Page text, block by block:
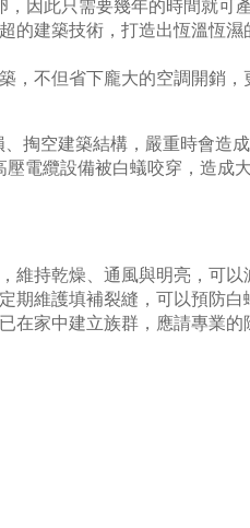
因此只需要幾年的時間就可
的建築技術，打造出恆溫恆
，不但省下龐大的空調開銷
掏空建築結構，嚴重時會造
電纜設備被白蟻咬穿，造成
維持乾燥、通風與明亮，可
期維護填補裂縫，可以預防白
在家中建立族群，應請專業